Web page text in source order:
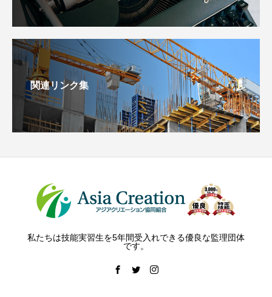
関連リンク集
私たちは技能実習生を5年間受入れできる優良な監理団体
です。